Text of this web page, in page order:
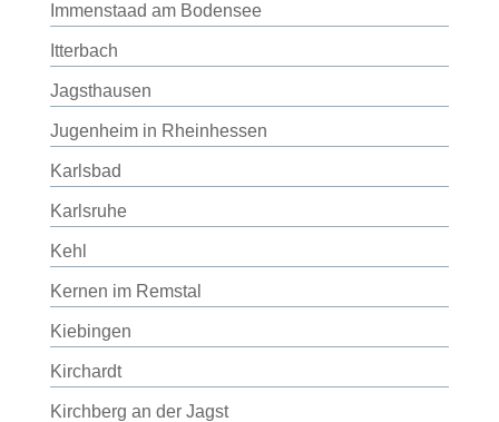
Immenstaad am Bodensee
Itterbach
Jagsthausen
Jugenheim in Rheinhessen
Karlsbad
Karlsruhe
Kehl
Kernen im Remstal
Kiebingen
Kirchardt
Kirchberg an der Jagst